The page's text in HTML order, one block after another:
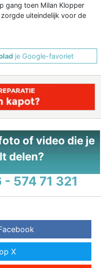
gang toen Milan Klopper
uiteindelijk voor de
je Google-favoriet
of video die je
delen?
- 574 71 321
X